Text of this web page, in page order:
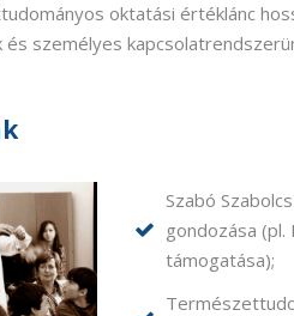
oktatási értéklánc
és személyes
Szabó
gondozása
támogatása);